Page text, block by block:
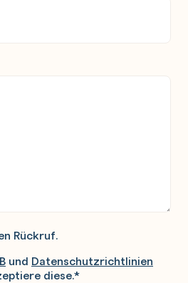
Rückruf.
und Datenschutzrichtlinien
diese.*